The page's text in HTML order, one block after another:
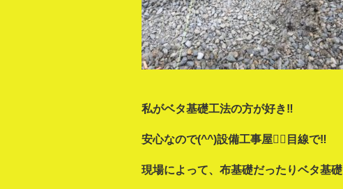
私がベタ基礎工法の方が好き‼
安心なので(^^)設備工事屋👷‍♂️目線で‼
現場によって、布基礎だったりベタ基礎